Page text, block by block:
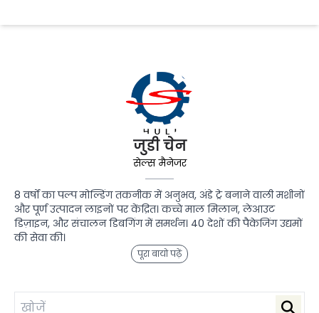
जुडी चेन
सेल्स मैनेजर
8 वर्षों का पल्प मोल्डिंग तकनीक में अनुभव, अंडे ट्रे बनाने वाली मशीनों
और पूर्ण उत्पादन लाइनों पर केंद्रित। कच्चे माल मिलान, लेआउट
डिज़ाइन, और संचालन डिबगिंग में समर्थन। 40 देशों की पैकेजिंग उद्यमों
की सेवा की।
पूरा बायो पढ़ें